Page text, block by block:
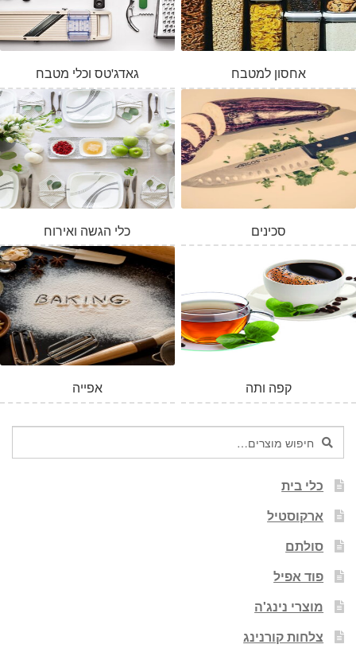
גאדג'טס וכלי מטבח אחסון למטבח
כלי הגשה ואירוח סכינים
אפייה קפה ותה
חיפוש
עבור:
חיפוש
כלי בית
ארקוסטיל
סולתם
פוד אפיל
מוצרי נינג'ה
צלחות קורנינג